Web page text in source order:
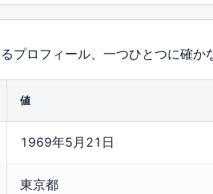
プロフィール、一つひとつに確か
値
1969年5月21日
東京都